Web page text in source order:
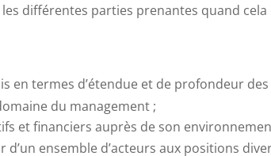
différentes parties prenantes quand
en termes d’étendue et de profondeur
du management ;
et financiers auprès de son
ensemble d’acteurs aux positions